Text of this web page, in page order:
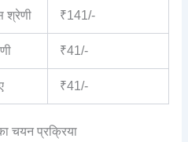
श्रेणी ₹141/-
₹41/-
₹41/-
चयन प्रक्रिया